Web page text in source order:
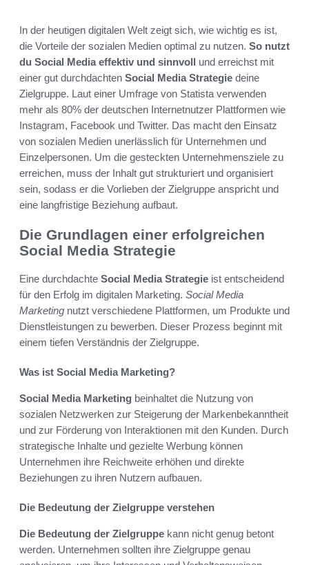
In der heutigen digitalen Welt zeigt sich, wie wichtig es ist,
die Vorteile der sozialen Medien optimal zu nutzen. So nutzt
du Social Media effektiv und sinnvoll und erreichst mit
einer gut durchdachten Social Media Strategie deine
Zielgruppe. Laut einer Umfrage von Statista verwenden
mehr als 80% der deutschen Internetnutzer Plattformen wie
Instagram, Facebook und Twitter. Das macht den Einsatz
von sozialen Medien unerlässlich für Unternehmen und
Einzelpersonen. Um die gesteckten Unternehmensziele zu
erreichen, muss der Inhalt gut strukturiert und organisiert
sein, sodass er die Vorlieben der Zielgruppe anspricht und
eine langfristige Beziehung aufbaut.
Die Grundlagen einer erfolgreichen
Social Media Strategie
Eine durchdachte Social Media Strategie ist entscheidend
für den Erfolg im digitalen Marketing. Social Media
Marketing nutzt verschiedene Plattformen, um Produkte und
Dienstleistungen zu bewerben. Dieser Prozess beginnt mit
einem tiefen Verständnis der Zielgruppe.
Was ist Social Media Marketing?
Social Media Marketing beinhaltet die Nutzung von
sozialen Netzwerken zur Steigerung der Markenbekanntheit
und zur Förderung von Interaktionen mit den Kunden. Durch
strategische Inhalte und gezielte Werbung können
Unternehmen ihre Reichweite erhöhen und direkte
Beziehungen zu ihren Nutzern aufbauen.
Die Bedeutung der Zielgruppe verstehen
Die Bedeutung der Zielgruppe kann nicht genug betont
werden. Unternehmen sollten ihre Zielgruppe genau